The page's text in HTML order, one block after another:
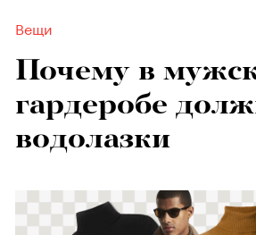
Вещи
Почему в
гардеробе
водолазки